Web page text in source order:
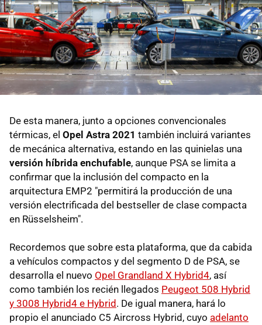
De esta manera, junto a opciones convencionales
térmicas, el Opel Astra 2021 también incluirá variantes
de mecánica alternativa, estando en las quinielas una
versión híbrida enchufable, aunque PSA se limita a
confirmar que la inclusión del compacto en la
arquitectura EMP2 "permitirá la producción de una
versión electrificada del bestseller de clase compacta
en Rüsselsheim".
Recordemos que sobre esta plataforma, que da cabida
a vehículos compactos y del segmento D de PSA, se
desarrolla el nuevo Opel Grandland X Hybrid4, así
como también los recién llegados Peugeot 508 Hybrid
y 3008 Hybrid4 e Hybrid. De igual manera, hará lo
propio el anunciado C5 Aircross Hybrid, cuyo adelanto